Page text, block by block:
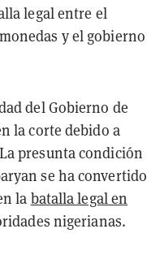
legal entre el
y el gobierno
del Gobierno de
la corte debido a
presunta condición
se ha convertido
la batalla legal en
nigerianas.